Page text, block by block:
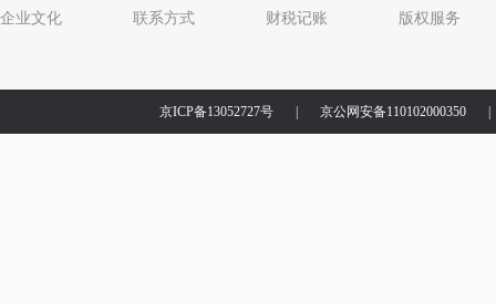
企业文化
联系方式
财税记账
版权服务
京ICP备13052727号 京公网安备110102000350